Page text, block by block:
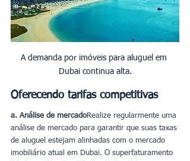
A demanda por imóveis para aluguel em
Dubai continua alta.
Oferecendo tarifas competitivas
a. Análise de mercadoRealize regularmente uma
análise de mercado para garantir que suas taxas
de aluguel estejam alinhadas com o mercado
imobiliário atual em Dubai. O superfaturamento